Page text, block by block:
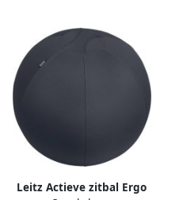
Leitz Actieve zitbal Ergo